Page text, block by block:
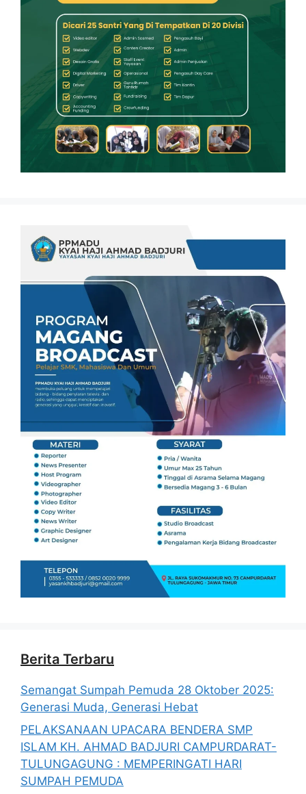
Berita Terbaru
Semangat Sumpah Pemuda 28 Oktober 2025:
Generasi Muda, Generasi Hebat
PELAKSANAAN UPACARA BENDERA SMP
ISLAM KH. AHMAD BADJURI CAMPURDARAT-
TULUNGAGUNG : MEMPERINGATI HARI
SUMPAH PEMUDA